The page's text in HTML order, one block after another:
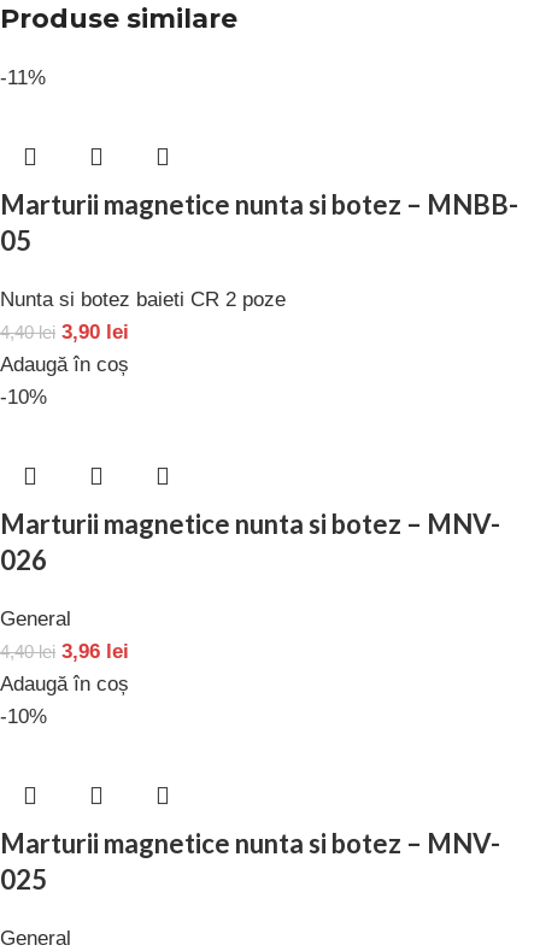
Produse similare
-11%
Marturii magnetice nunta si botez – MNBB-
05
Nunta si botez baieti CR 2 poze
4,40lei 3,90 lei
Adaugă în coș
-10%
Marturii magnetice nunta si botez – MNV-
026
General
4,40lei 3,96 lei
Adaugă în coș
-10%
Marturii magnetice nunta si botez – MNV-
025
General